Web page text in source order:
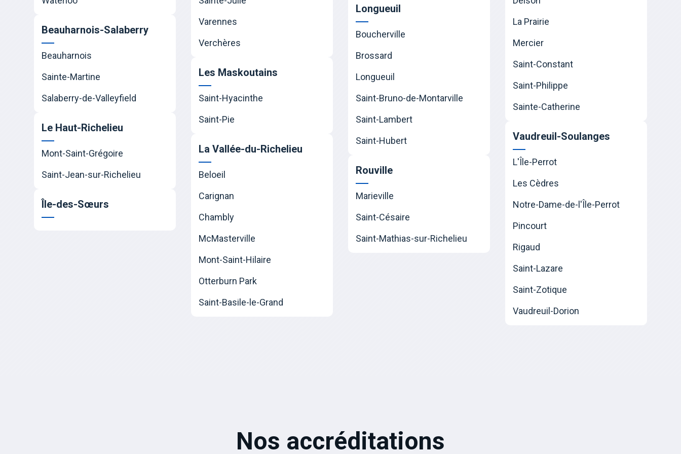
Beauharnois-Salaberry
Beauharnois
Sainte-Martine
Salaberry-de-Valleyfield
Le Haut-Richelieu
Mont-Saint-Grégoire
Saint-Jean-sur-Richelieu
Île-des-Sœurs
Varennes
Verchères
Les Maskoutains
Saint-Hyacinthe
Saint-Pie
La Vallée-du-Richelieu
Beloeil
Carignan
Chambly
McMasterville
Mont-Saint-Hilaire
Otterburn Park
Saint-Basile-le-Grand
Longueuil
Boucherville
Brossard
Longueuil
Saint-Bruno-de-Montarville
Saint-Lambert
Saint-Hubert
Rouville
Marieville
Saint-Césaire
Saint-Mathias-sur-Richelieu
La Prairie
Mercier
Saint-Constant
Saint-Philippe
Sainte-Catherine
Vaudreuil-Soulanges
L'Île-Perrot
Les Cèdres
Notre-Dame-de-l'Île-Perrot
Pincourt
Rigaud
Saint-Lazare
Saint-Zotique
Vaudreuil-Dorion
Nos accréditations